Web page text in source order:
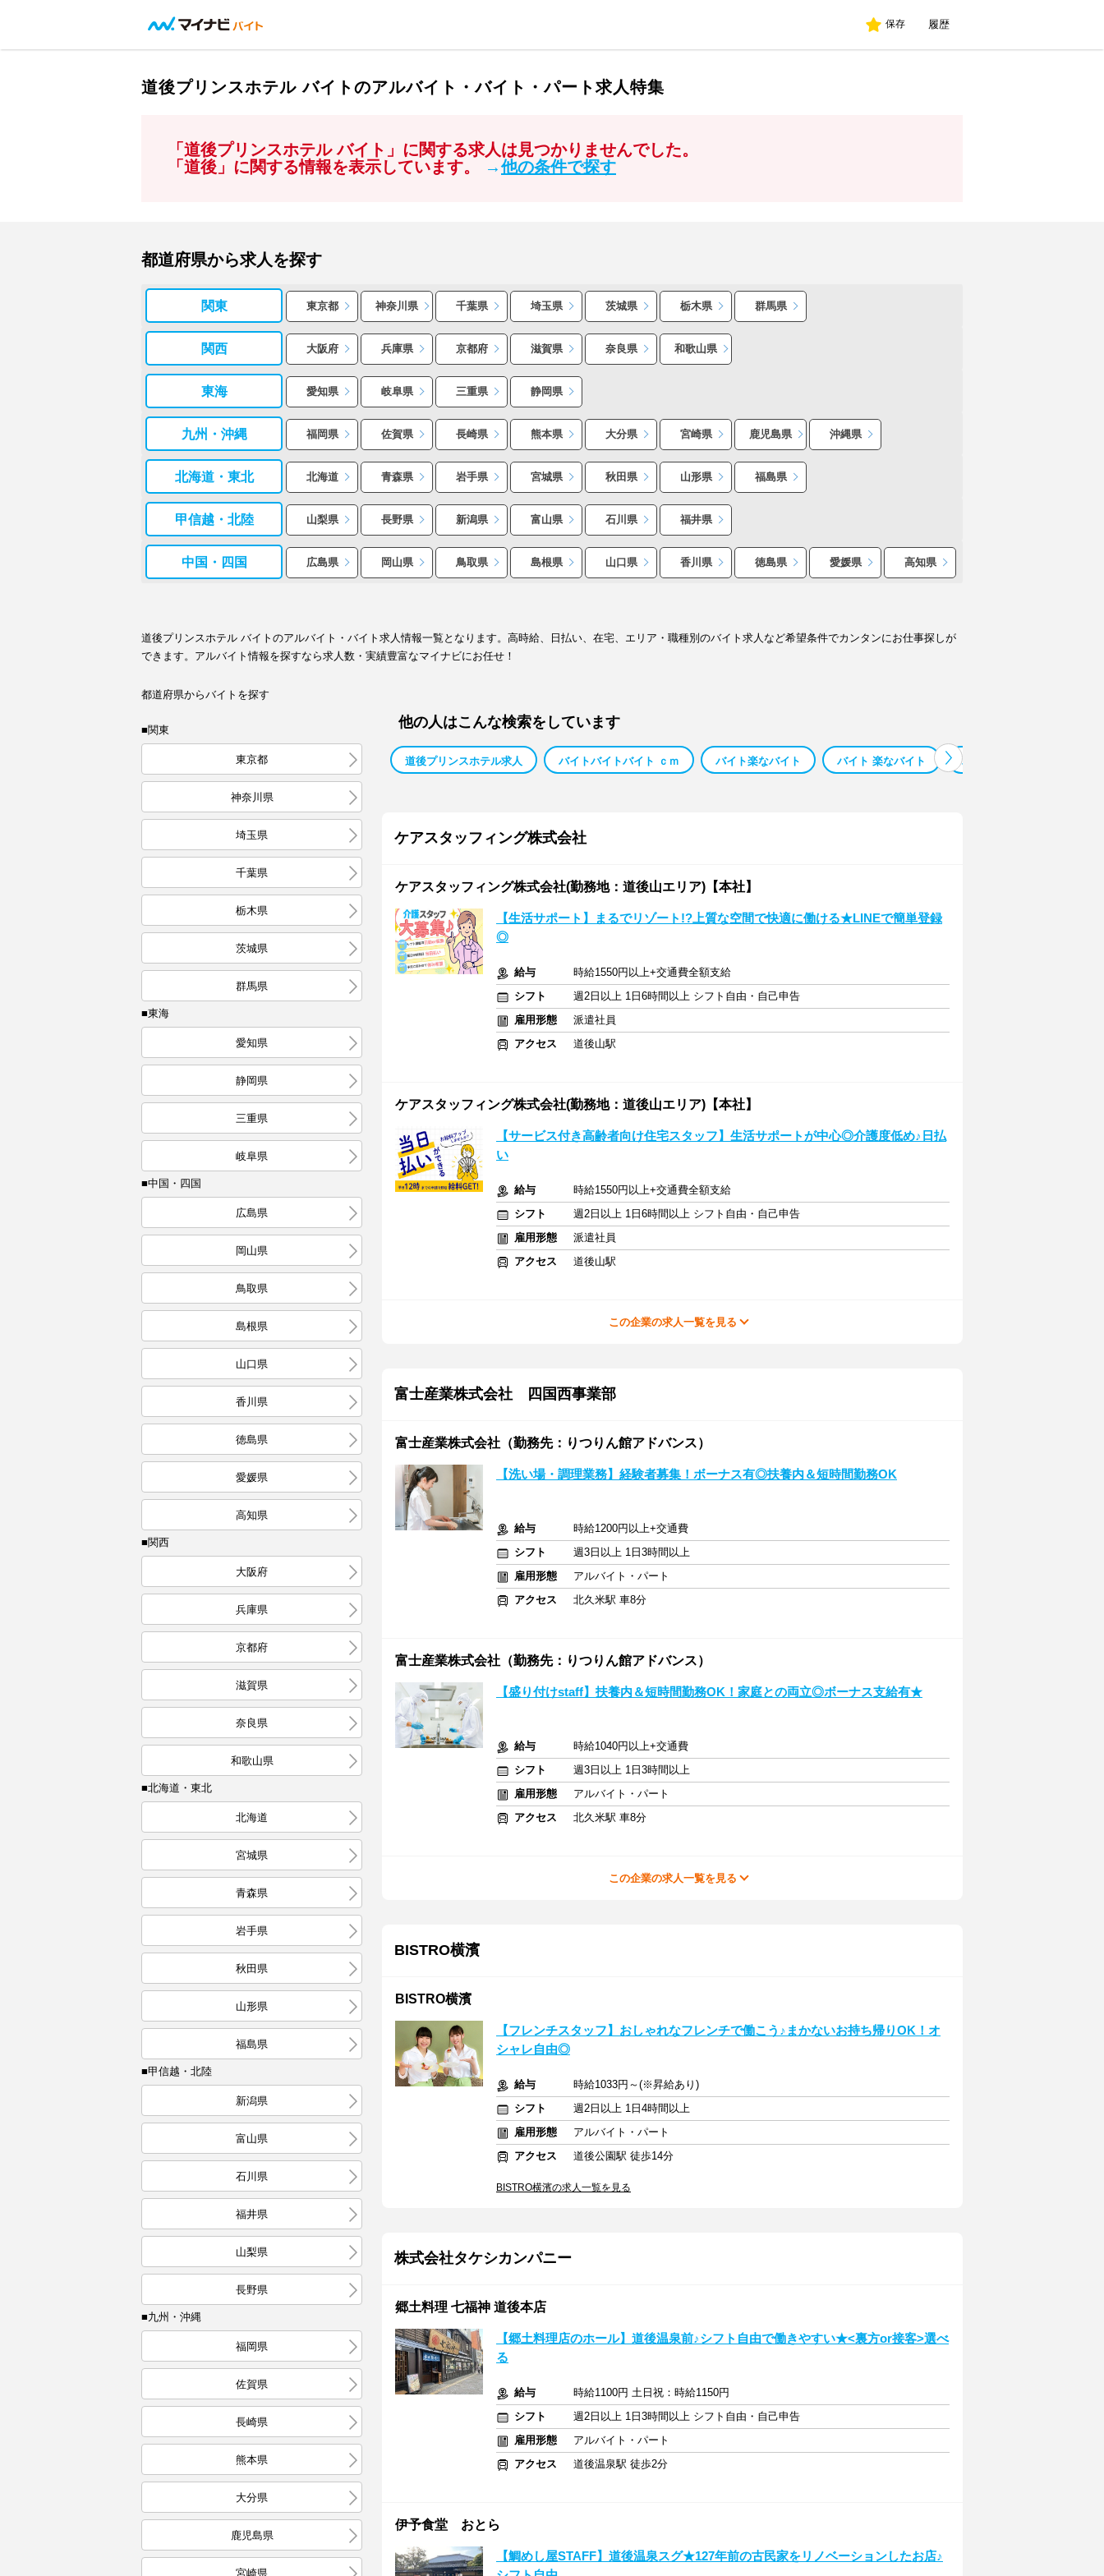
保存 履歴
道後プリンスホテル バイトのアルバイト・バイト・パート求人特集
「道後プリンスホテル バイト」に関する求人は見つかりませんでした。
「道後」に関する情報を表示しています。
→他の条件で探す
都道府県から求人を探す
関東 東京都 神奈川県 千葉県 埼玉県 茨城県 栃木県 群馬県
関西 大阪府 兵庫県 京都府 滋賀県 奈良県 和歌山県
東海 愛知県 岐阜県 三重県 静岡県
九州・沖縄 福岡県 佐賀県 長崎県 熊本県 大分県 宮崎県 鹿児島県 沖縄県
北海道・東北 北海道 青森県 岩手県 宮城県 秋田県 山形県 福島県
甲信越・北陸 山梨県 長野県 新潟県 富山県 石川県 福井県
中国・四国 広島県 岡山県 鳥取県 島根県 山口県 香川県 徳島県 愛媛県 高知県
道後プリンスホテル バイトのアルバイト・バイト求人情報一覧となります。高時給、日払い、在宅、エリア・職種別のバイト求人など希望条件でカンタンにお仕事探しが
できます。アルバイト情報を探すなら求人数・実績豊富なマイナビにお任せ！
都道府県からバイトを探す
■関東
東京都
神奈川県
埼玉県
千葉県
栃木県
茨城県
群馬県
■東海
愛知県
静岡県
三重県
岐阜県
■中国・四国
広島県
岡山県
鳥取県
島根県
山口県
香川県
徳島県
愛媛県
高知県
■関西
大阪府
兵庫県
京都府
滋賀県
奈良県
和歌山県
■北海道・東北
北海道
宮城県
青森県
岩手県
秋田県
山形県
福島県
■甲信越・北陸
新潟県
富山県
石川県
福井県
山梨県
長野県
■九州・沖縄
福岡県
佐賀県
長崎県
熊本県
大分県
鹿児島県
宮崎県
他の人はこんな検索をしています
道後プリンスホテル求人 バイトバイトバイト ｃｍ バイト楽なバイト バイト 楽なバイト バイトレ 単発バイト
ケアスタッフィング株式会社
ケアスタッフィング株式会社(勤務地：道後山エリア)【本社】
【生活サポート】まるでリゾート!?上質な空間で快適に働ける★LINEで簡単登録
◎
給与
時給1550円以上+交通費全額支給
シフト
週2日以上 1日6時間以上 シフト自由・自己申告
雇用形態
派遣社員
アクセス
道後山駅
ケアスタッフィング株式会社(勤務地：道後山エリア)【本社】
【サービス付き高齢者向け住宅スタッフ】生活サポートが中心◎介護度低め♪日払
い
給与
時給1550円以上+交通費全額支給
シフト
週2日以上 1日6時間以上 シフト自由・自己申告
雇用形態
派遣社員
アクセス
道後山駅
この企業の求人一覧を見る
富士産業株式会社 四国西事業部
富士産業株式会社（勤務先：りつりん館アドバンス）
【洗い場・調理業務】経験者募集！ボーナス有◎扶養内＆短時間勤務OK
給与
時給1200円以上+交通費
シフト
週3日以上 1日3時間以上
雇用形態
アルバイト・パート
アクセス
北久米駅 車8分
富士産業株式会社（勤務先：りつりん館アドバンス）
【盛り付けstaff】扶養内＆短時間勤務OK！家庭との両立◎ボーナス支給有★
給与
時給1040円以上+交通費
シフト
週3日以上 1日3時間以上
雇用形態
アルバイト・パート
アクセス
北久米駅 車8分
この企業の求人一覧を見る
BISTRO横濱
BISTRO横濱
【フレンチスタッフ】おしゃれなフレンチで働こう♪まかないお持ち帰りOK！オ
シャレ自由◎
給与
時給1033円～(※昇給あり)
シフト
週2日以上 1日4時間以上
雇用形態
アルバイト・パート
アクセス
道後公園駅 徒歩14分
BISTRO横濱の求人一覧を見る
株式会社タケシカンパニー
郷土料理 七福神 道後本店
【郷土料理店のホール】道後温泉前♪シフト自由で働きやすい★<裏方or接客>選べ
る
給与
時給1100円 土日祝：時給1150円
シフト
週2日以上 1日3時間以上 シフト自由・自己申告
雇用形態
アルバイト・パート
アクセス
道後温泉駅 徒歩2分
伊予食堂 おとら
【鯛めし屋STAFF】道後温泉スグ★127年前の古民家をリノベーションしたお店♪